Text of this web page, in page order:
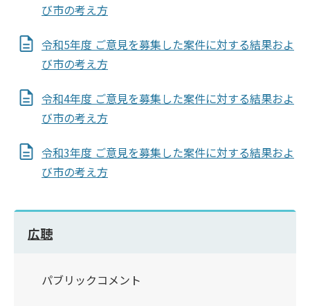
び市の考え方
令和5年度 ご意見を募集した案件に対する結果およ
び市の考え方
令和4年度 ご意見を募集した案件に対する結果およ
び市の考え方
令和3年度 ご意見を募集した案件に対する結果およ
び市の考え方
広聴
パブリックコメント